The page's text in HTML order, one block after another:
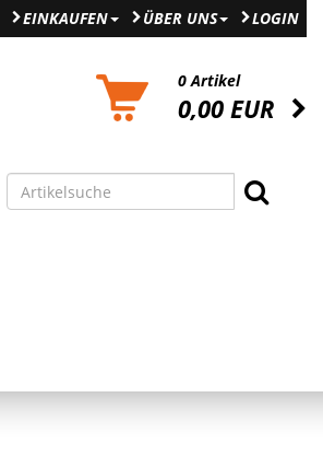
LOGIN
EINKAUFEN ÜBER UNS
0 Artikel
0,00 EUR